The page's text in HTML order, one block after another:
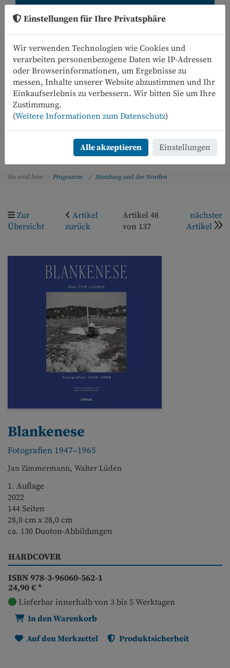
Einstellungen für Ihre Privatsphäre
Wir verwenden Technologien wie Cookies und
verarbeiten personenbezogene Daten wie IP-Adressen
oder Browserinformationen, um Ergebnisse zu
messen, Inhalte unserer Website abzustimmen und Ihr
Einkaufserlebnis zu verbessern. Wir bitten Sie um Ihre
Zustimmung.
(Weitere Informationen zum Datenschutz)
Alle akzeptieren Einstellungen
0
Menü
Sie sind hier: Programm Hamburg und der Norden
Zur
Übersicht
Artikel
zurück
Artikel 48
von 137
nächster
Artikel
Blankenese
Fotografien 1947–1965
Jan Zimmermann, Walter Lüden
1. Auflage
2022
144 Seiten
28,0 cm x 28,0 cm
ca. 130 Duoton-Abbildungen
HARDCOVER
ISBN 978-3-96060-562-1
24,90 €*
Lieferbar innerhalb von 3 bis 5 Werktagen
In den Warenkorb
Auf den Merkzettel
Produktsicherheit